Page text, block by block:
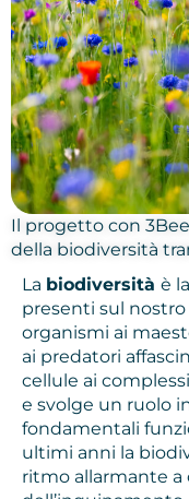
Il progetto con
della biodiversità
La biodiversità è
presenti sul
organismi ai
ai predatori
cellule ai
e svolge un ruolo
fondamentali
ultimi anni la
ritmo allarmante a